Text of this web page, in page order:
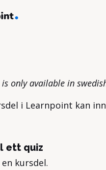
is only available in
i Learnpoint kan
ett quiz
en kursdel.